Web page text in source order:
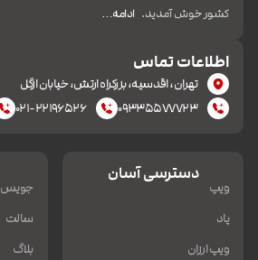
کشور خوش آمدید. ادامه…
اطلاعات تماس
تهران، اقدسیه، بزرکراه ارتش، خیابان ازگل
۰۹۳۳۵۵۷۷۷۲۳
۰۲۱-۲۲۱۹۶۵۲۶
دسترسی آسان
ویپ
پاد
ویپ ارزان
جویس
سالت
بلاگ